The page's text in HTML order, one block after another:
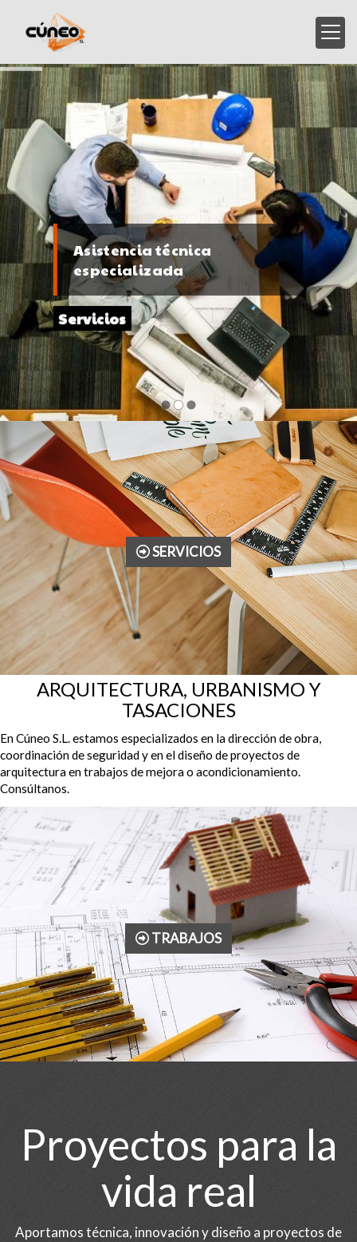
Asistencia técnica
especializada
Servicios
Estudio de
SERVICIOS
ARQUITECTURA, URBANISMO Y
TASACIONES
En Cúneo S.L. estamos especializados en la dirección de obra,
coordinación de seguridad y en el diseño de proyectos de
arquitectura en trabajos de mejora o acondicionamiento.
Consúltanos.
TRABAJOS
Proyectos para la
vida real
Aportamos técnica, innovación y diseño a proyectos de